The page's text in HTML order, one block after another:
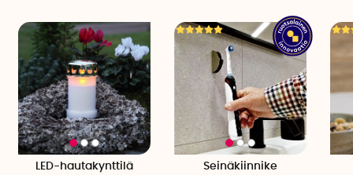
LED-hautakynttilä
Seinäkiinnike